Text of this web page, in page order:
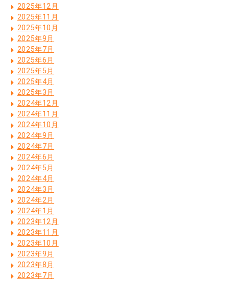
2025年12月
2025年11月
2025年10月
2025年9月
2025年7月
2025年6月
2025年5月
2025年4月
2025年3月
2024年12月
2024年11月
2024年10月
2024年9月
2024年7月
2024年6月
2024年5月
2024年4月
2024年3月
2024年2月
2024年1月
2023年12月
2023年11月
2023年10月
2023年9月
2023年8月
2023年7月